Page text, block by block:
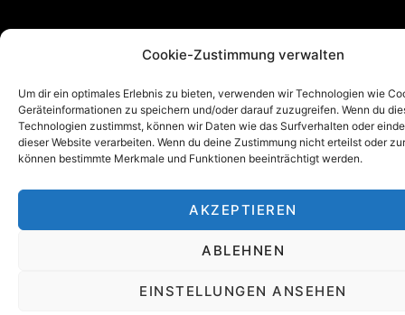
Cookie-Zustimmung verwalten
Um dir ein optimales Erlebnis zu bieten, verwenden wir Technologien wie
Geräteinformationen zu speichern und/oder darauf zuzugreifen. Wenn du
Technologien zustimmst, können wir Daten wie das Surfverhalten oder
dieser Website verarbeiten. Wenn du deine Zustimmung nicht erteilst oder
können bestimmte Merkmale und Funktionen beeinträchtigt werden.
AKZEPTIEREN
ABLEHNEN
EINSTELLUNGEN ANSEHEN